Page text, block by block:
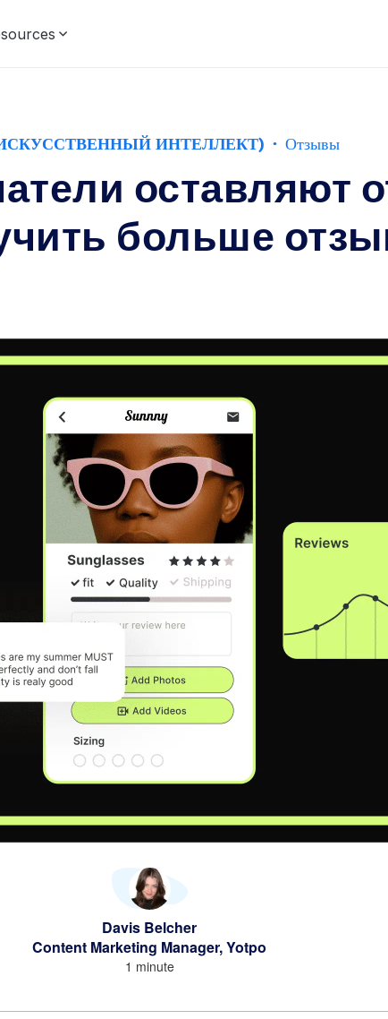
ИНТЕЛЛЕКТ) · Отзывы
оставляют
больше
Davis Belcher
Content Marketing Manager, Yotpo
1 minute